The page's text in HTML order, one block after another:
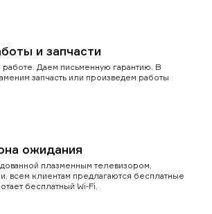
и запчасти
Даем письменную гарантию. В
запчасть или произведем работы
ожидания
плазменным телевизором,
всем клиентам предлагаются бесплатные
бесплатный Wi-Fi.